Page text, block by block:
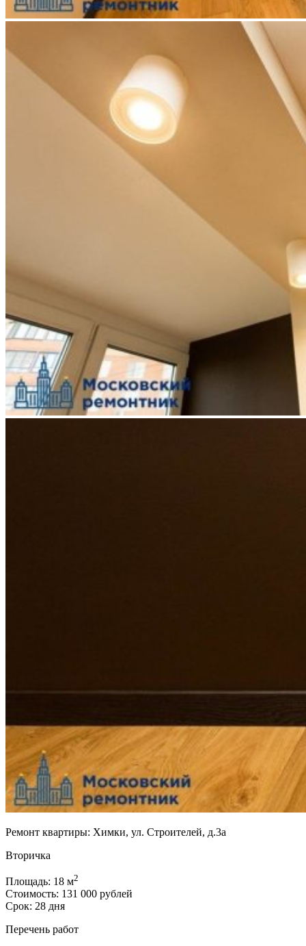
Ремонт квартиры: Химки, ул. Строителей, д.3а
Вторичка
Площадь: 18 м2
Стоимость: 131 000 рублей
Срок: 28 дня
Перечень работ